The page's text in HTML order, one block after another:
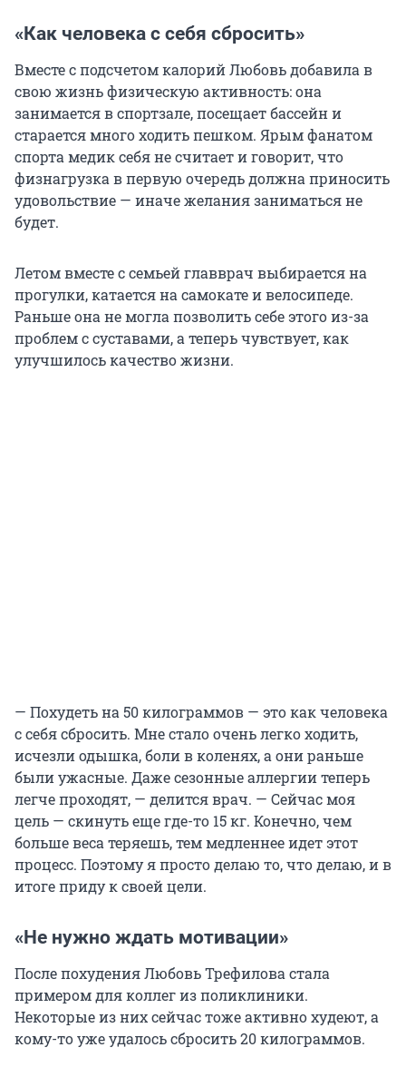
«Как человека с себя сбросить»
Вместе с подсчетом калорий Любовь добавила в
свою жизнь физическую активность: она
занимается в спортзале, посещает бассейн и
старается много ходить пешком. Ярым фанатом
спорта медик себя не считает и говорит, что
физнагрузка в первую очередь должна приносить
удовольствие — иначе желания заниматься не
будет.
Летом вместе с семьей главврач выбирается на
прогулки, катается на самокате и велосипеде.
Раньше она не могла позволить себе этого из-за
проблем с суставами, а теперь чувствует, как
улучшилось качество жизни.
— Похудеть на 50 килограммов — это как человека
с себя сбросить. Мне стало очень легко ходить,
исчезли одышка, боли в коленях, а они раньше
были ужасные. Даже сезонные аллергии теперь
легче проходят, — делится врач. — Сейчас моя
цель — скинуть еще где-то 15 кг. Конечно, чем
больше веса теряешь, тем медленнее идет этот
процесс. Поэтому я просто делаю то, что делаю, и в
итоге приду к своей цели.
«Не нужно ждать мотивации»
После похудения Любовь Трефилова стала
примером для коллег из поликлиники.
Некоторые из них сейчас тоже активно худеют, а
кому-то уже удалось сбросить 20 килограммов.